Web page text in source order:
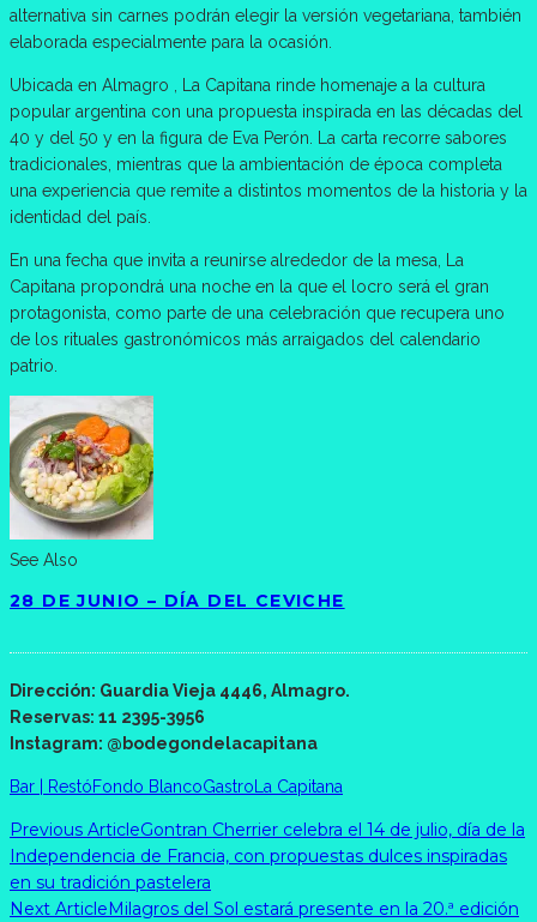
alternativa sin carnes podrán elegir la versión vegetariana, también
elaborada especialmente para la ocasión.
Ubicada en Almagro , La Capitana rinde homenaje a la cultura
popular argentina con una propuesta inspirada en las décadas del
40 y del 50 y en la figura de Eva Perón. La carta recorre sabores
tradicionales, mientras que la ambientación de época completa
una experiencia que remite a distintos momentos de la historia y la
identidad del país.
En una fecha que invita a reunirse alrededor de la mesa, La
Capitana propondrá una noche en la que el locro será el gran
protagonista, como parte de una celebración que recupera uno
de los rituales gastronómicos más arraigados del calendario
patrio.
See Also
28 DE JUNIO – DÍA DEL CEVICHE
Dirección: Guardia Vieja 4446, Almagro.
Reservas: 11 2395-3956
Instagram: @bodegondelacapitana
Bar | RestóFondo BlancoGastroLa Capitana
Previous ArticleGontran Cherrier celebra el 14 de julio, día de la
Independencia de Francia, con propuestas dulces inspiradas
en su tradición pastelera
Next ArticleMilagros del Sol estará presente en la 20.ª edición